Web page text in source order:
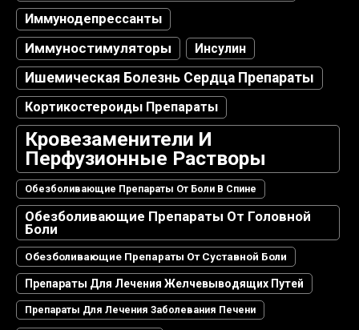
Иммунодепрессанты
Иммуностимуляторы Инсулин
Ишемическая Болезнь Сердца Препараты
Кортикостероиды Препараты
Кровезаменители И
Перфузионные Растворы
Обезболивающие Препараты От Боли В Спине
Обезболивающие Препараты От Головной
Боли
Обезболивающие Препараты От Суставной Боли
Препараты Для Лечения Желчевыводящих Путей
Препараты Для Лечения Заболевания Печени